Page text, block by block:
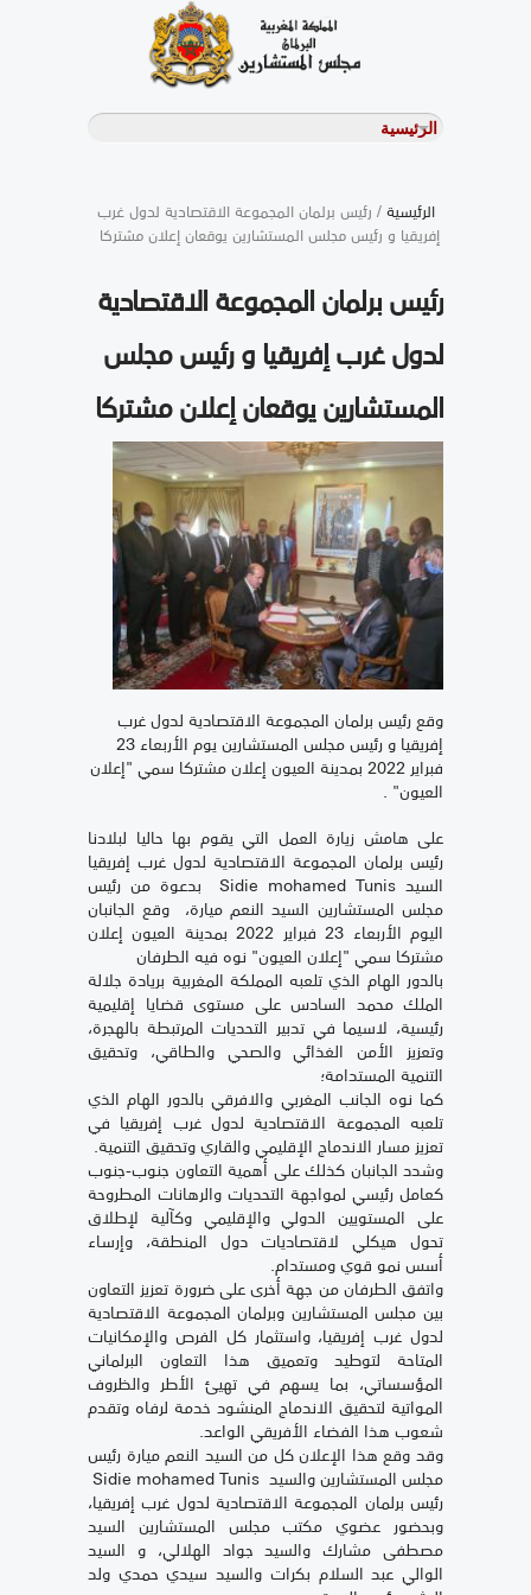
الرئيسية/ رئيس برلمان المجموعة الاقتصادية لدول غرب
إفريقيا و رئيس مجلس المستشارين يوقعان إعلان مشتركا
رئيس برلمان المجموعة الاقتصادية
لدول غرب إفريقيا و رئيس مجلس
المستشارين يوقعان إعلان مشتركا
وقع رئيس برلمان المجموعة الاقتصادية لدول غرب
إفريقيا و رئيس مجلس المستشارين يوم الأربعاء 23
فبراير 2022 بمدينة العيون إعلان مشتركا سمي "إعلان
العيون" .
على هامش زيارة العمل التي يقوم بها حاليا لبلادنا
رئيس برلمان المجموعة الاقتصادية لدول غرب إفريقيا
السيد Sidie mohamed Tunis بدعوة من رئيس
مجلس المستشارين السيد النعم ميارة، وقع الجانبان
اليوم الأربعاء 23 فبراير 2022 بمدينة العيون إعلان
مشتركا سمي "إعلان العيون" نوه فيه الطرفان
بالدور الهام الذي تلعبه المملكة المغربية بريادة جلالة
الملك محمد السادس على مستوى قضايا إقليمية
رئيسية، لاسيما في تدبير التحديات المرتبطة بالهجرة،
وتعزيز الأمن الغذائي والصحي والطاقي، وتحقيق
التنمية المستدامة؛
كما نوه الجانب المغربي والافرقي بالدور الهام الذي
تلعبه المجموعة الاقتصادية لدول غرب إفريقيا في
تعزيز مسار الاندماج الإقليمي والقاري وتحقيق التنمية.
وشدد الجانبان كذلك على أهمية التعاون جنوب-جنوب
كعامل رئيسي لمواجهة التحديات والرهانات المطروحة
على المستويين الدولي والإقليمي وكآلية لإطلاق
تحول هيكلي لاقتصاديات دول المنطقة، وإرساء
أسس نمو قوي ومستدام.
واتفق الطرفان من جهة أخرى على ضرورة تعزيز التعاون
بين مجلس المستشارين وبرلمان المجموعة الاقتصادية
لدول غرب إفريقيا، واستثمار كل الفرص والإمكانيات
المتاحة لتوطيد وتعميق هذا التعاون البرلماني
المؤسساتي، بما يسهم في تهيئ الأطر والظروف
المواتية لتحقيق الاندماج المنشود خدمة لرفاه وتقدم
شعوب هذا الفضاء الأفريقي الواعد.
وقد وقع هذا الإعلان كل من السيد النعم ميارة رئيس
رئيس برلمان المجموعة الاقتصادية لدول غرب إفريقيا،
وبحضور عضوي مكتب مجلس المستشارين السيد
مصطفى مشارك والسيد جواد الهلالي، و السيد
الوالي عبد السلام بكرات والسيد سيدي حمدي ولد